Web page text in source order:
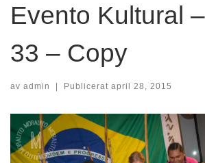
Evento Kultural
33 – Copy
av admin | Publicerat april 28, 2015